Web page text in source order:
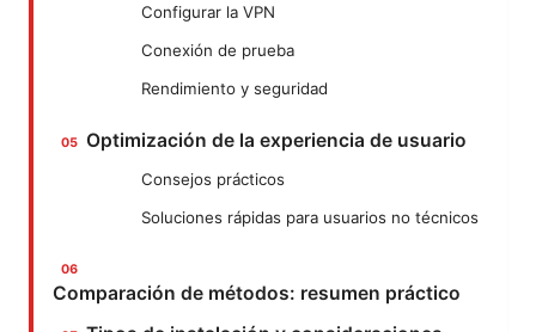
Configurar la VPN
Conexión de prueba
Rendimiento y seguridad
Optimización de la experiencia de usuario
Consejos prácticos
Soluciones rápidas para usuarios no técnicos
Comparación de métodos: resumen práctico